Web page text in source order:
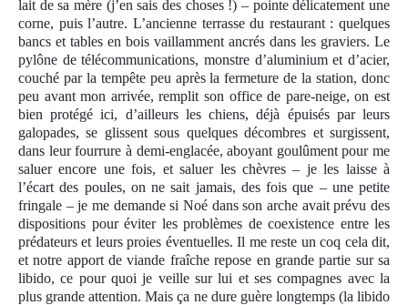
lait de sa mère (j’en sais des choses !) – pointe délicatement une
corne, puis l’autre. L’ancienne terrasse du restaurant : quelques
bancs et tables en bois vaillamment ancrés dans les graviers. Le
pylône de télécommunications, monstre d’aluminium et d’acier,
couché par la tempête peu après la fermeture de la station, donc
peu avant mon arrivée, remplit son office de pare-neige, on est
bien protégé ici, d’ailleurs les chiens, déjà épuisés par leurs
galopades, se glissent sous quelques décombres et surgissent,
dans leur fourrure à demi-englacée, aboyant goulûment pour me
saluer encore une fois, et saluer les chèvres – je les laisse à
l’écart des poules, on ne sait jamais, des fois que – une petite
fringale – je me demande si Noé dans son arche avait prévu des
dispositions pour éviter les problèmes de coexistence entre les
prédateurs et leurs proies éventuelles. Il me reste un coq cela dit,
et notre apport de viande fraîche repose en grande partie sur sa
libido, ce pour quoi je veille sur lui et ses compagnes avec la
plus grande attention. Mais ça ne dure guère longtemps (la libido